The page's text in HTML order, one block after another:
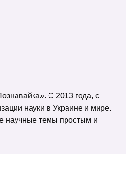
С 2013 года, с
науки в Украине и мире.
научные темы простым и